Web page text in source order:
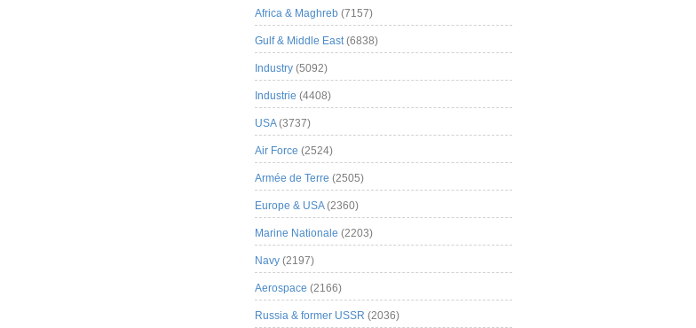
Africa & Maghreb (7157)
Gulf & Middle East(6838)
Industry (5092)
Industrie (4408)
USA(3737)
Air Force (2524)
Armée de Terre (2505)
Europe & USA(2360)
Marine Nationale (2203)
Navy (2197)
Aerospace (2166)
Russia & former USSR (2036)